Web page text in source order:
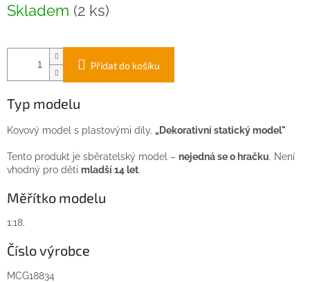
cena:
Skladem (2 ks)
Přidat do košíku
Typ modelu
Kovový model s plastovými díly. „Dekorativní statický model"
Tento produkt je sběratelský model – nejedná se o hračku. Není
vhodný pro děti mladší 14 let.
Měřítko modelu
1:18.
Číslo výrobce
MCG18834